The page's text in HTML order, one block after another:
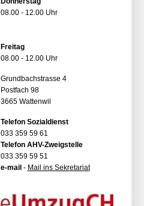
08.00 - 12.00 Uhr
Freitag
08.00 - 12.00 Uhr
Grundbachstrasse 4
Postfach 98
3665 Wattenwil
Telefon Sozialdienst
033 359 59 61
Telefon AHV-Zweigstelle
033 359 59 51
e-mail - Mail ins Sekretariat